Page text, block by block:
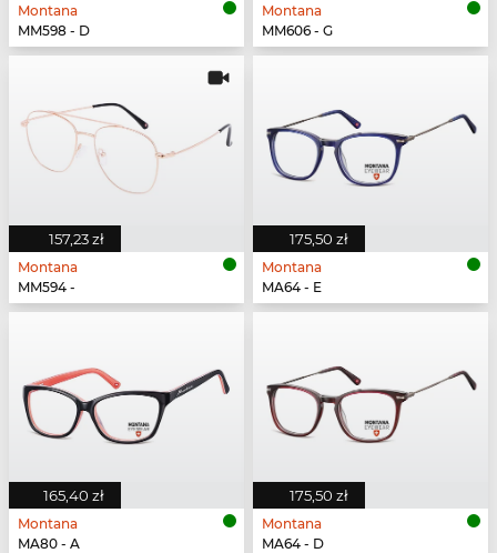
Montana
MM598 - D
Montana
MM606 - G
157,23 zł
Montana
MM594 -
175,50 zł
Montana
MA64 - E
165,40 zł
Montana
MA80 - A
175,50 zł
Montana
MA64 - D